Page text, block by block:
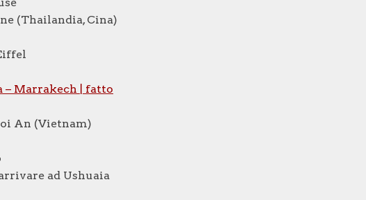
(Thailandia, Cina)
– Marrakech | fatto
An (Vietnam)
ad Ushuaia